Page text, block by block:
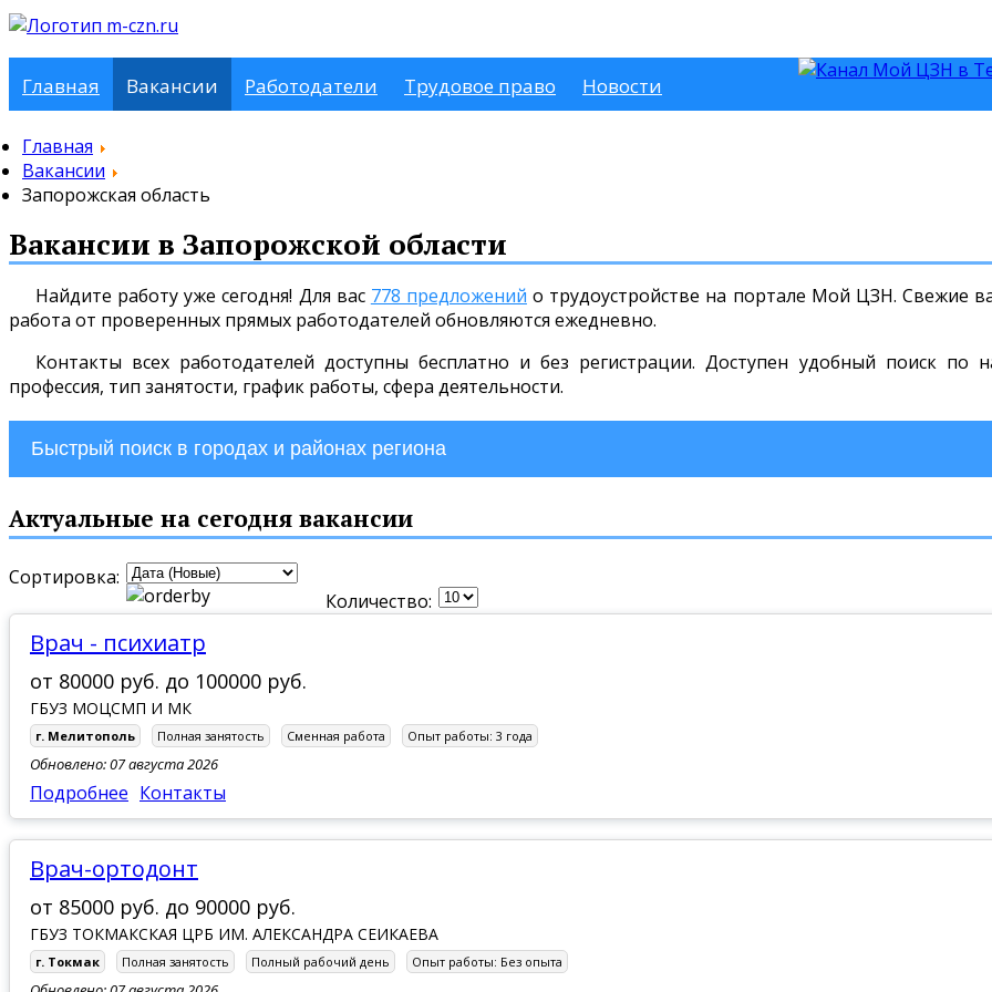
Главная Вакансии Работодатели Трудовое право Новости
Главная
Вакансии
Запорожская область
Вакансии в Запорожской области
Найдите работу уже сегодня! Для вас 778 предложений о трудоустройстве на портале Мой ЦЗН. Свежие
работа от проверенных прямых работодателей обновляются ежедневно.
Контакты всех работодателей доступны бесплатно и без регистрации. Доступен удобный поиск по
профессия, тип занятости, график работы, сфера деятельности.
Быстрый поиск в городах и районах региона
г. Энергодар
Актуальные на сегодня вакансии
Сортировка:
Количество:
Врач - психиатр
от 80000 руб. до 100000 руб.
ГБУЗ МОЦСМП И МК
г. Мелитополь Полная занятость Сменная работа Опыт работы: 3 года
Обновлено: 07 августа 2026
Подробнее Контакты
Врач-ортодонт
от 85000 руб. до 90000 руб.
ГБУЗ ТОКМАКСКАЯ ЦРБ ИМ. АЛЕКСАНДРА СЕИКАЕВА
г. Токмак Полная занятость Полный рабочий день Опыт работы: Без опыта